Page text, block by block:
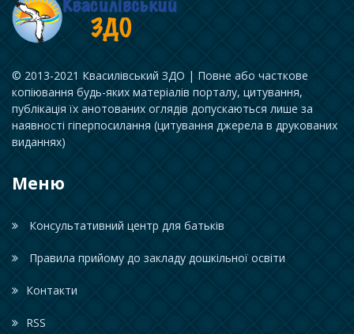
© 2013-2021 Квасилівський ЗДО | Повне або часткове
копіювання будь-яких матеріалів порталу, цитування,
публікація їх анотованих оглядів допускаються лише за
наявності гіперпосилання (цитування джерела в друкованих
виданнях)
Меню
Консультативний центр для батьків
Правила прийому до закладу дошкільної освіти
Контакти
RSS